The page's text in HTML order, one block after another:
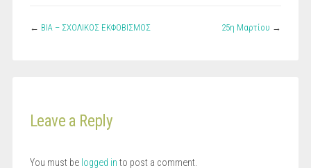
← ΒΙΑ – ΣΧΟΛΙΚΟΣ ΕΚΦΟΒΙΣΜΟΣ 25η Μαρτίου →
Leave a Reply
You must be logged in to post a comment.